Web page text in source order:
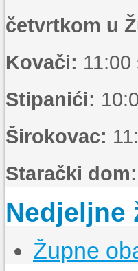
četvrtkom u
Kovači:
Stipanići:
Širokovac:
Starački dom:
Nedjeljne
Župne